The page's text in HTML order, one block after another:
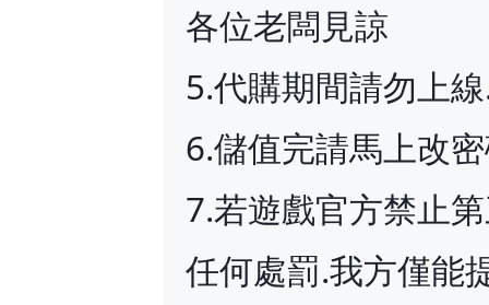
各位老闆見諒
5.代購期間請勿上
6.儲值完請馬上改
7.若遊戲官方禁止
任何處罰.我方僅能